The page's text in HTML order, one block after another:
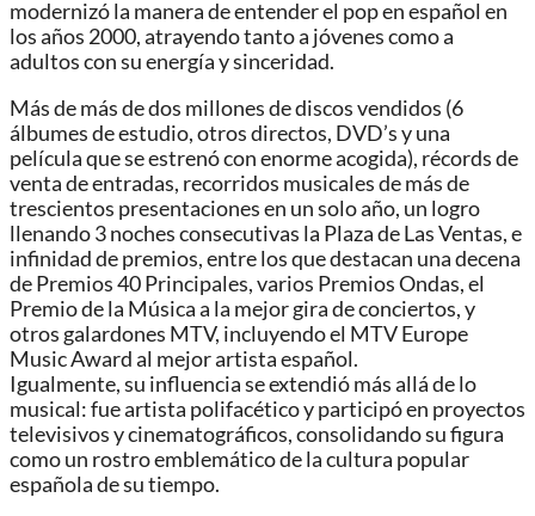
modernizó la manera de entender el pop en español en
los años 2000, atrayendo tanto a jóvenes como a
adultos con su energía y sinceridad.
Más de más de dos millones de discos vendidos (6
álbumes de estudio, otros directos, DVD’s y una
película que se estrenó con enorme acogida), récords de
venta de entradas, recorridos musicales de más de
trescientos presentaciones en un solo año, un logro
llenando 3 noches consecutivas la Plaza de Las Ventas, e
infinidad de premios, entre los que destacan una decena
de Premios 40 Principales, varios Premios Ondas, el
Premio de la Música a la mejor gira de conciertos, y
otros galardones MTV, incluyendo el MTV Europe
Music Award al mejor artista español.
Igualmente, su influencia se extendió más allá de lo
musical: fue artista polifacético y participó en proyectos
televisivos y cinematográficos, consolidando su figura
como un rostro emblemático de la cultura popular
española de su tiempo.